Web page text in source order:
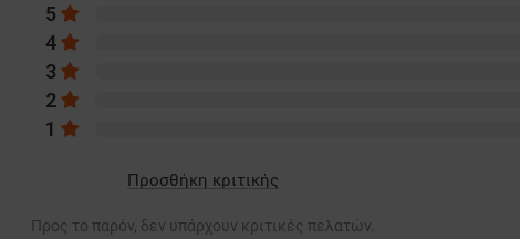
5
4
3
2
1
Προσθήκη κριτικής
Προς το παρόν, δεν υπάρχουν κριτικές πελατών.